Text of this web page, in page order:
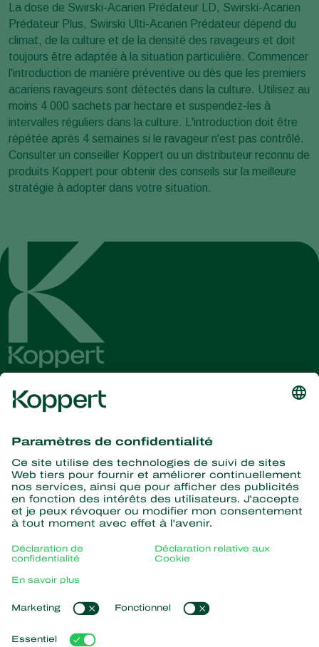
La dose de Swirski-Acarien Prédateur LD, Swirski-Acarien
Prédateur Plus, Swirski Ulti-Acarien Prédateur dépend du
climat, de la culture et de la densité des ravageurs et doit
toujours être adaptée à la situation particulière. Commencer
l'introduction de manière préventive ou dès que les premiers
acariens ravageurs sont détectés dans la culture. Utilisez au
moins 4 000 sachets par hectare et suspendez-les à
intervalles réguliers dans la culture. L'introduction doit être
répétée après 4 semaines si le ravageur n'est pas contrôlé.
Consulter un conseiller Koppert ou un distributeur reconnu de
produits Koppert pour obtenir des conseils sur la meilleure
stratégie à adopter dans votre situation.
nouvelles et informations
S’abonner ici
La nature pour partenaire
Acariens Prédateurs
Parasitoïdes
Nématodes entomopathogènes
Micro-organismes bénéfiques
Protection des cultures
À propos de Koppert
Actualités & informations
Formations Koppert
Liens populaires
Retour d’expérience